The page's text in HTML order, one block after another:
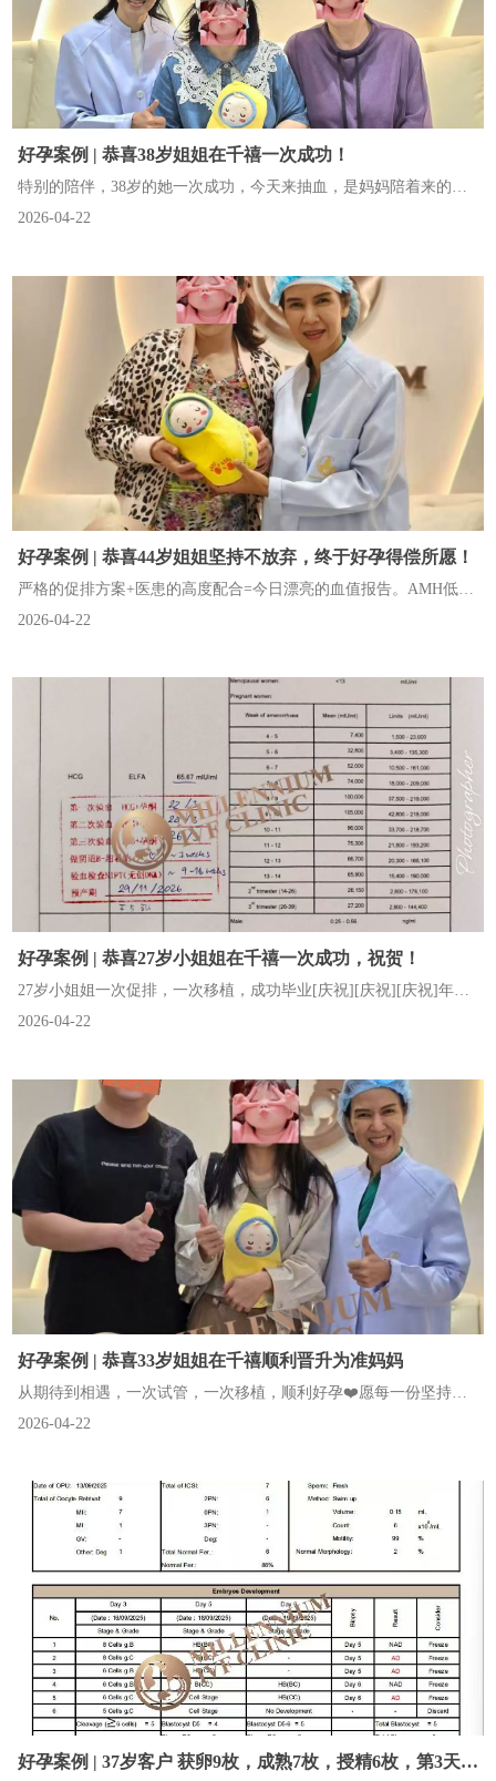
好孕案例 | 恭喜38岁姐姐在千禧一次成功！
特别的陪伴，38岁的她一次成功，今天来抽血，是妈妈陪着来的。
从母亲带着女儿，到女儿即将成为母亲，这就是我们全力以赴的意
2026-04-22
好孕案例 | 恭喜44岁姐姐坚持不放弃，终于好孕得偿所愿！
严格的促排方案+医患的高度配合=今日漂亮的血值报告。AMH低？
卵巢功能差？都不是放弃的理由。44岁姐姐不放弃的信念，终于晋
2026-04-22
好孕案例 | 恭喜27岁小姐姐在千禧一次成功，祝贺！
27岁小姐姐一次促排，一次移植，成功毕业[庆祝][庆祝][庆祝]年轻
+好的心态+完美的配合=这份来之不易的惊喜。还在路上的姐妹们不
2026-04-22
好孕案例 | 恭喜33岁姐姐在千禧顺利晋升为准妈妈
从期待到相遇，一次试管，一次移植，顺利好孕❤️愿每一份坚持都
不被辜负，每一个期待都如期而至🍀
2026-04-22
好孕案例 | 37岁客户 获卵9枚，成熟7枚，授精6枚，第3天可